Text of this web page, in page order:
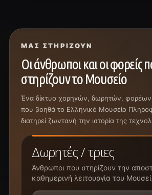
ΜΑΣ ΣΤΗΡΊΖΟΥΝ
Οι άνθρωποι και οι φορείς
στηρίζουν το Μουσείο
Ένα δίκτυο χορηγών, δωρητών, φορέων
που βοηθά το Ελληνικό Μουσείο
διατηρεί ζωντανή την ιστορία της
Δωρητές / τριες
Άνθρωποι που στηρίζουν την
καθημερινή λειτουργία του